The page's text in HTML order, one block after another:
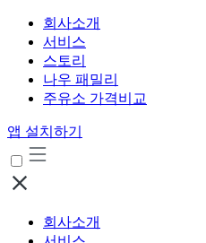
회사소개
서비스
스토리
나우 패밀리
주유소 가격비교
앱 설치하기
회사소개